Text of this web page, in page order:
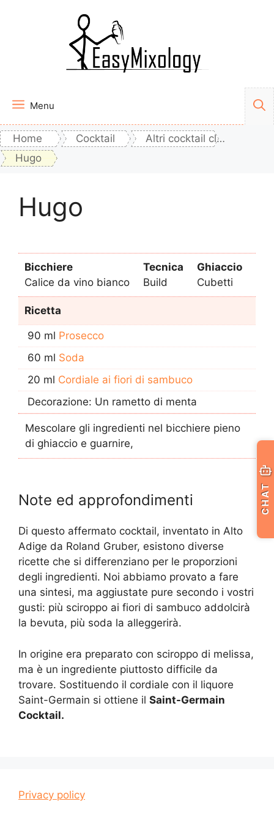
Menu
Home Cocktail
Altri cocktail classici
Hugo
Hugo
Bicchiere
Calice da vino bianco
Tecnica
Build
Ghiaccio
Cubetti
Ricetta
90 ml Prosecco
60 ml Soda
20 ml Cordiale ai fiori di sambuco
Decorazione: Un rametto di menta
Mescolare gli ingredienti nel bicchiere pieno
di ghiaccio e guarnire,
Note ed approfondimenti
Di questo affermato cocktail, inventato in Alto
Adige da Roland Gruber, esistono diverse
ricette che si differenziano per le proporzioni
degli ingredienti. Noi abbiamo provato a fare
una sintesi, ma aggiustate pure secondo i vostri
gusti: più sciroppo ai fiori di sambuco addolcirà
la bevuta, più soda la alleggerirà.
In origine era preparato con sciroppo di melissa,
ma è un ingrediente piuttosto difficile da
trovare. Sostituendo il cordiale con il liquore
Saint-Germain si ottiene il Saint-Germain
Cocktail.
Privacy policy
CHAT